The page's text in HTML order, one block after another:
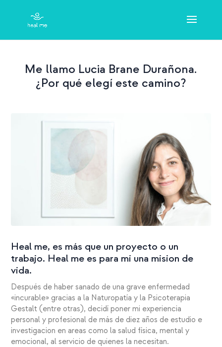
Me llamo Lucia Brane Durañona.
¿Por qué elegí este camino?
Heal me, es más que un proyecto o un
trabajo. Heal me es para mi una mision de
vida.
Después de haber sanado de una grave enfermedad
«incurable» gracias a la Naturopatía y la Psicoterapia
Gestalt (entre otras), decidí poner mi experiencia
personal y profesional de más de diez años de estudio e
investigacion en areas como la salud física, mental y
emocional, al servicio de quienes la necesitan.